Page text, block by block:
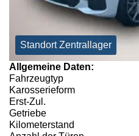
Standort Zentrallager
Allgemeine Daten:
Fahrzeugtyp
Karosserieform
Erst-Zul.
Getriebe
Kilometerstand